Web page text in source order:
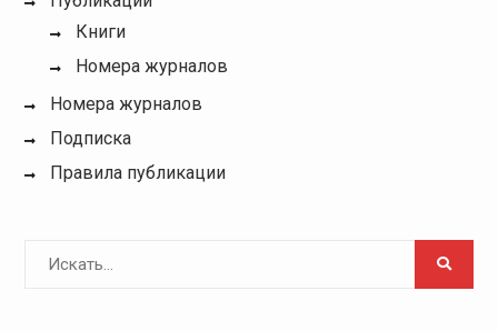
Книги
Номера журналов
Номера журналов
Подписка
Правила публикации